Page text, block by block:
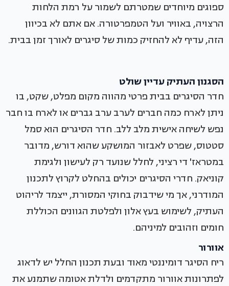
ספוגים מיוחדים שמטרתם לשמור על רמת הלחות
הרצויה, באוויר ועל הטמפרטורה. אם אתם לא בכיוון
הזה, עדיף לא להחזיק כמות של סיגרים לאורך זמן בבית.
הסגנון העתיק עדיין שולט
חדר הסיגרים בבית פרטי מהווה מקום מפלט, שקט, בו
ניתן לארח כמה חברים לערב ערב גברים או לארח בו חבר
נפש לשיחה אישית מלב ללב. חדר הסיגרים הוא סמל
סטטוס, שפרט לאבזור המושקע שהוא דורש, מדובר
במטראז' די רציני, לחלל שנועד רק לעישון ולגימת
קוניאק. חדרי הסיגרים יכולים בהחלט לקרוץ לתכנון
המודרני, אך מי שידבוק בחוקי המסורת, ייצמד לריהוט
העתיק, לשימוש בעץ אלון ולפלטת הגוונים הכוללת
חומים וזהובים למיניהם.
אוורור
ריח הסיגר דומיננטי מאוד ובעת תכנון החלל יש לדאוג
לפתרונות אוורור מתקדמים ולדלת אטומה שתמנע את